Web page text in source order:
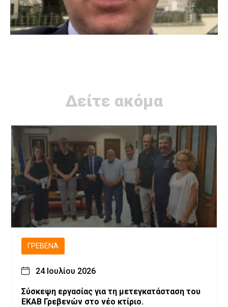
Δείτε ακόμα
ΓΡΕΒΕΝΆ
24 Ιουλίου 2026
Σύσκεψη εργασίας για τη μετεγκατάσταση του
ΕΚΑΒ Γρεβενών στο νέο κτίριο.